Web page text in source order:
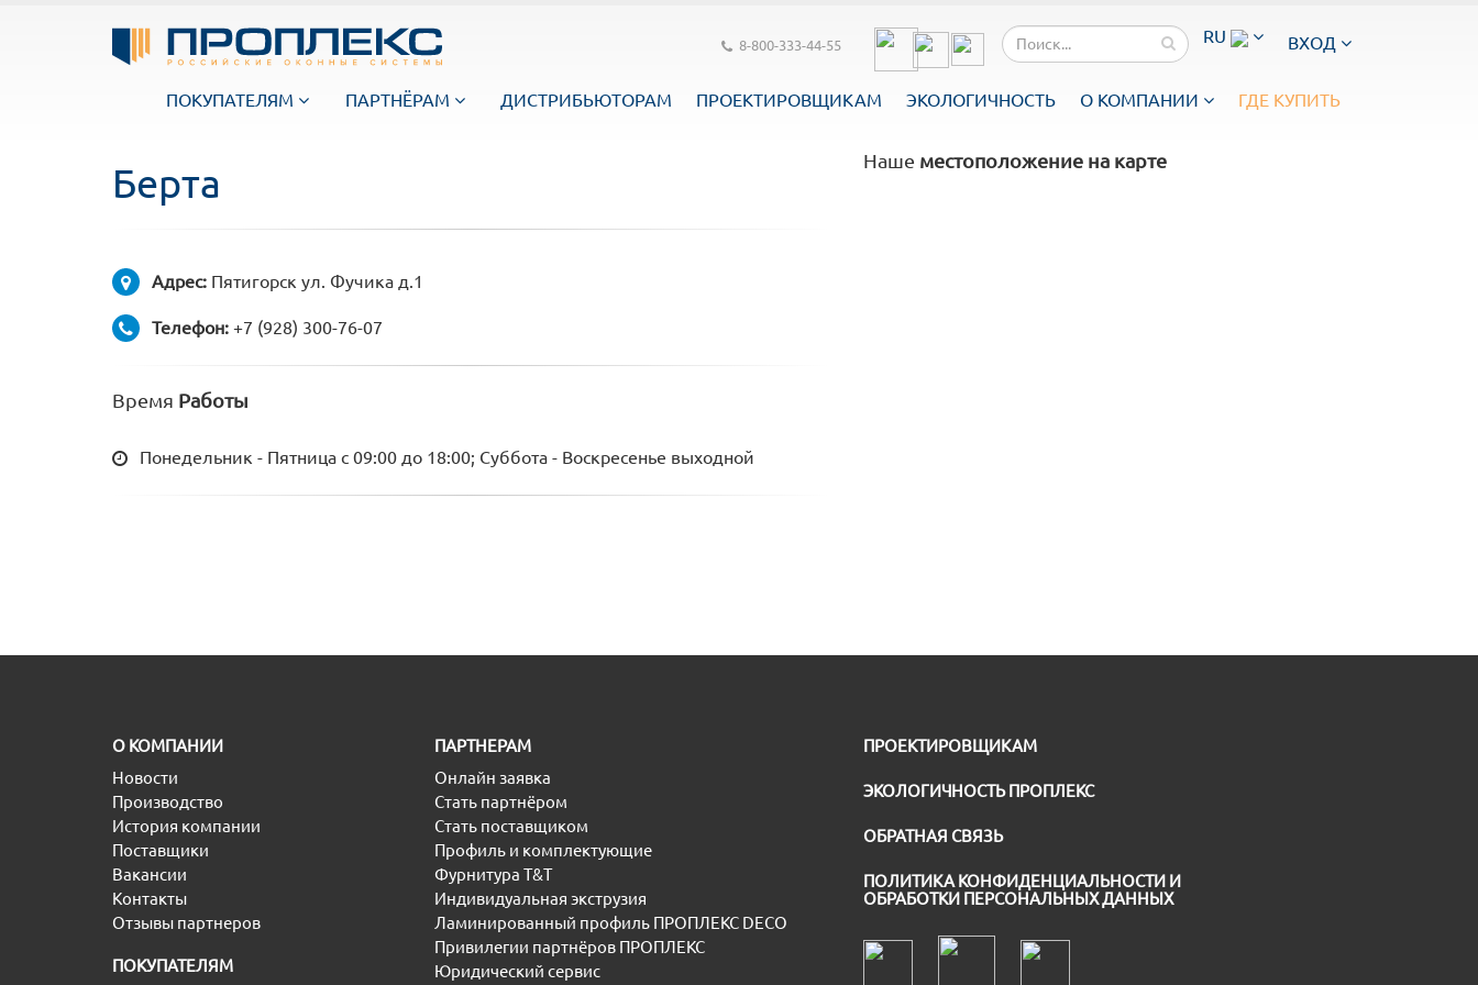
RU ВХОД
8-800-333-44-55
ПОКУПАТЕЛЯМ ПАРТНЁРАМ ДИСТРИБЬЮТОРАМ ПРОЕКТИРОВЩИКАМ ЭКОЛОГИЧНОСТЬ О КОМПАНИИ ГДЕ КУПИТЬ
Берта
Адрес: Пятигорск ул. Фучика д.1
Телефон: +7 (928) 300-76-07
Время Работы
Понедельник - Пятница с 09:00 до 18:00; Суббота - Воскресенье выходной
Наше местоположение на карте
O КОМПАНИИ
Новости
Производство
История компании
Поставщики
Вакансии
Контакты
Отзывы партнеров
ПОКУПАТЕЛЯМ
ПАРТНЕРАМ
Онлайн заявка
Стать партнёром
Стать поставщиком
Профиль и комплектующие
Фурнитура T&T
Индивидуальная экструзия
Ламинированный профиль ПРОПЛЕКС DECO
Привилегии партнёров ПРОПЛЕКС
Юридический сервис
ПРОЕКТИРОВЩИКАМ
ЭКОЛОГИЧНОСТЬ ПРОПЛЕКС
ОБРАТНАЯ СВЯЗЬ
ПОЛИТИКА КОНФИДЕНЦИАЛЬНОСТИ И
ОБРАБОТКИ ПЕРСОНАЛЬНЫХ ДАННЫХ